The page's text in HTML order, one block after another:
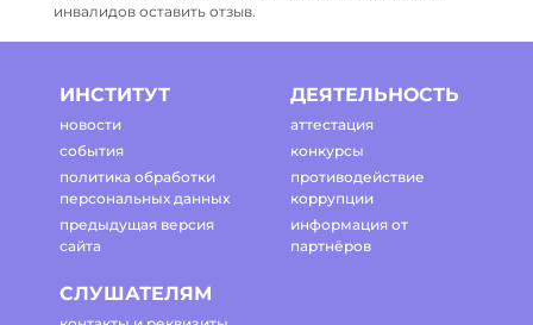
инвалидов оставить отзыв.
ИНСТИТУТ
новости
события
политика обработки
персональных данных
предыдущая версия
сайта
ДЕЯТЕЛЬНОСТЬ
аттестация
конкурсы
противодействие
коррупции
информация от
партнёров
СЛУШАТЕЛЯМ